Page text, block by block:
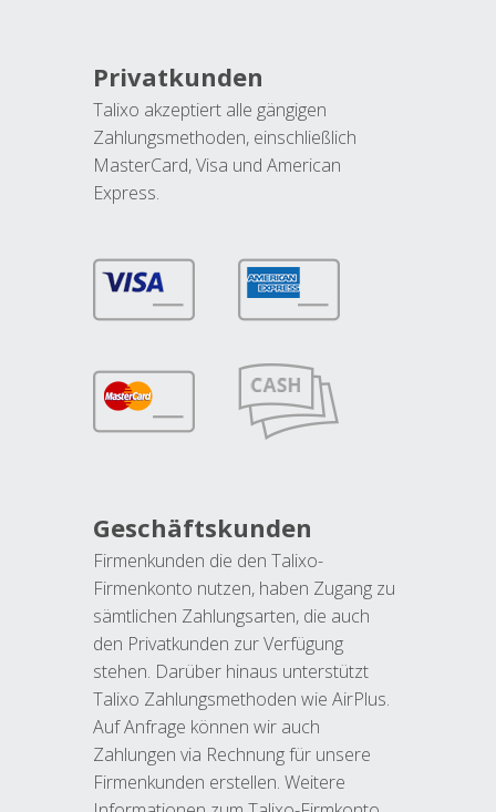
Privatkunden
Talixo akzeptiert alle gängigen
Zahlungsmethoden, einschließlich
MasterCard, Visa und American
Express.
Geschäftskunden
Firmenkunden die den Talixo-
Firmenkonto nutzen, haben Zugang zu
sämtlichen Zahlungsarten, die auch
den Privatkunden zur Verfügung
stehen. Darüber hinaus unterstützt
Talixo Zahlungsmethoden wie AirPlus.
Auf Anfrage können wir auch
Zahlungen via Rechnung für unsere
Firmenkunden erstellen. Weitere